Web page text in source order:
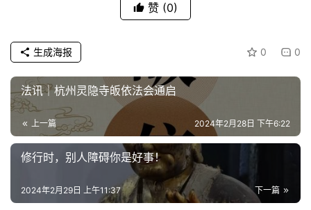
乐
菩
提
专
益
慈
赞 (0)
0 0
生成海报
法讯｜杭州灵隐寺皈依法会通启
上一篇 2024年2月28日 下午6:22
修行时，别人障碍你是好事！
下一篇
2024年2月29日 上午11:37